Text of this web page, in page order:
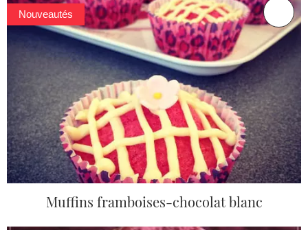
Nouveautés
Muffins framboises-chocolat blanc